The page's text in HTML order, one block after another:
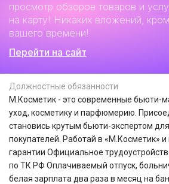
просмотр обзоров товаров и
на карту! Никаких вложений,
вашего времени!
Перейти на сайт
Должностные обязанности
М.Косметик - это современные бьюти-
уход, косметику и парфюмерию.
становись крутым бьюти-экспертом
покупателей. Работай в «М.Косметик»
гарантии Официальное
по ТК РФ Оплачиваемый отпуск,
белая зарплата два раза в месяц на